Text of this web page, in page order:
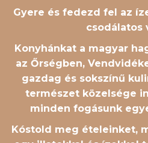
Gyere és fedezd fel az
csodálatos
Konyhánkat a magyar
az Őrségben,
gazdag és sokszínű
természet közelsége
minden fogásunk
Kóstold meg ételeinket,